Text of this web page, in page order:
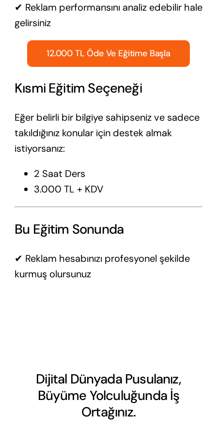
✔ Reklam performansını analiz edebilir hale
gelirsiniz
12.000 TL Öde Ve Eğitime Başla
Kısmi Eğitim Seçeneği
Eğer belirli bir bilgiye sahipseniz ve sadece
takıldığınız konular için destek almak
istiyorsanız:
2 Saat Ders
3.000 TL + KDV
Bu Eğitim Sonunda
✔ Reklam hesabınızı profesyonel şekilde
kurmuş olursunuz
Dijital Dünyada Pusulanız,
Büyüme Yolculuğunda İş
Ortağınız.